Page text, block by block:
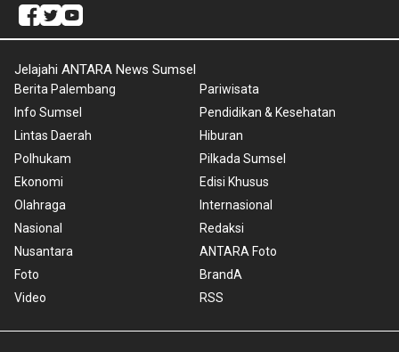
Jelajahi ANTARA News Sumsel
Berita Palembang
Info Sumsel
Lintas Daerah
Polhukam
Ekonomi
Olahraga
Nasional
Nusantara
Foto
Video
Pariwisata
Pendidikan & Kesehatan
Hiburan
Pilkada Sumsel
Edisi Khusus
Internasional
Redaksi
ANTARA Foto
BrandA
RSS